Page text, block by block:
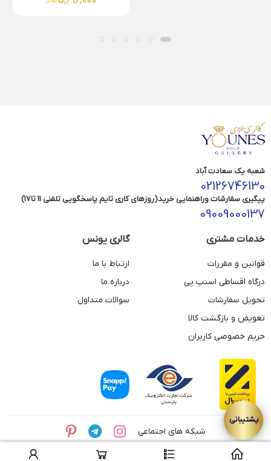
شعبه یک سعادت آباد
02126746130
پیگیری سفارشات وراهنمایی خرید(روزهای کاری تایم پاسخگویی تلفنی 11 تا17)
09009000137
خدمات مشتری
قوانین و مقررات
درگاه اقساطی اسنپ پی
تحویل سفارشات
تعویض و بازگشت کالا
حریم خصوصی کاربران
گالری یونس
ارتباط با ما
درباره ما
سوالات متداول
© تمامی حقوق این وبسایت متعلق به مجموعه طلای یونس می باشد.
شبکه های اجتماعی